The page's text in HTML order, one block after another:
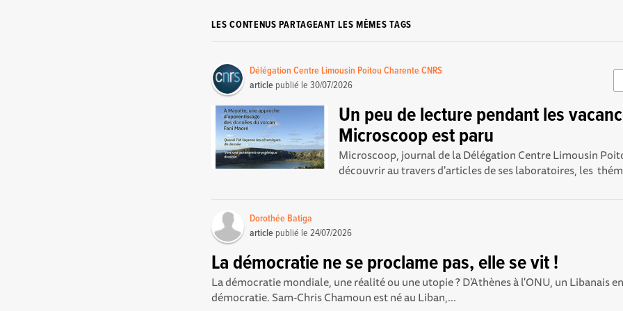
LES CONTENUS PARTAGEANT LES MÊMES TAGS
Délégation Centre Limousin Poitou Charente CNRS
article publié le30/07/2026
Un peu de lecture pendant les
Microscoop est paru
Microscoop, journal de la Délégation Centre Limousin
découvrir au travers d'articles de ses laboratoires, les
Dorothée Batiga
article publié le24/07/2026
La démocratie ne se proclame pas, elle se vit !
La démocratie mondiale, une réalité ou une utopie ? D'Athènes à l'ONU, un Libanais
démocratie. Sam-Chris Chamoun est né au Liban,...